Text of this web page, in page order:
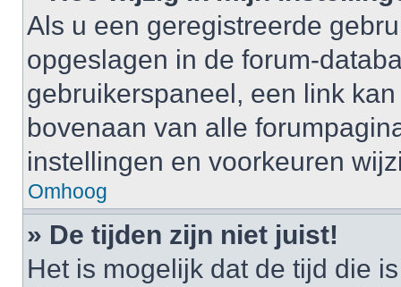
Als u een geregistreerde
opgeslagen in de forum-
gebruikerspaneel, een link
bovenaan van alle
instellingen en voorkeuren
Omhoog
» De tijden zijn niet juist!
Het is mogelijk dat de tijd die